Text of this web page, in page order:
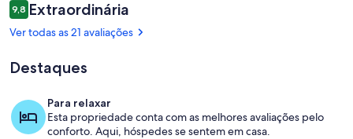
(Spotswood/Cheviot)
Opções para refeição
Avaliações
9,89,8 de 10
Extraordinária
Ver todas as 21 avaliações
Destaques
Para relaxar
Esta propriedade conta com as melhores avaliações pelo
conforto. Aqui, hóspedes se sentem em casa.